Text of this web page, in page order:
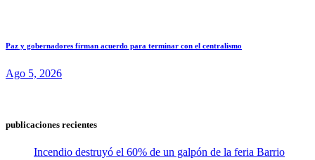
Paz y gobernadores firman acuerdo para terminar con el centralismo
Ago 5, 2026
publicaciones recientes
Incendio destruyó el 60% de un galpón de la feria Barrio